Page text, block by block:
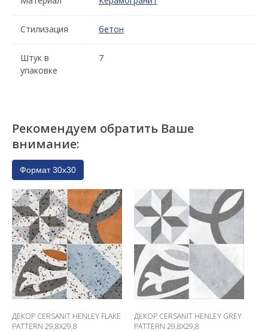
Стилизация бетон
Штук в
упаковке
7
Рекомендуем обратить Ваше
внимание:
Формат 30x30
ДЕКОР CERSANIT HENLEY FLAKE
PATTERN 29,8X29,8
ДЕКОР CERSANIT HENLEY GREY
PATTERN 29,8X29,8